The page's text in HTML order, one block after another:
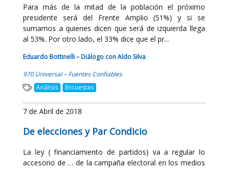
Para más de la mitad de la población el próximo
presidente será del Frente Amplio (51%) y si se
sumamos a quienes dicen que será de izquierda llega
al 53%. Por otro lado, el 33% dice que el pr...
Eduardo Bottinelli – Diálogo con Aldo Silva
970 Universal – Fuentes Confiables
Análisis
Encuestas
7 de Abril de 2018
De elecciones y Par Condicio
La ley ( financiamiento de partidos) va a regular lo
accesorio de … de la campaña electoral en los medios